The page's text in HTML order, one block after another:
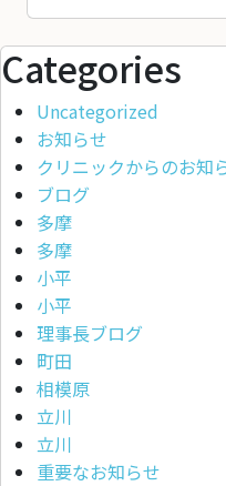
Categories
Uncategorized
お知らせ
クリニックからのお知
ブログ
多摩
多摩
小平
小平
理事長ブログ
町田
相模原
立川
立川
重要なお知らせ